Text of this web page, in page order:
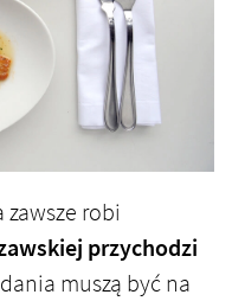
zawsze robi
przychodzi
muszą być na